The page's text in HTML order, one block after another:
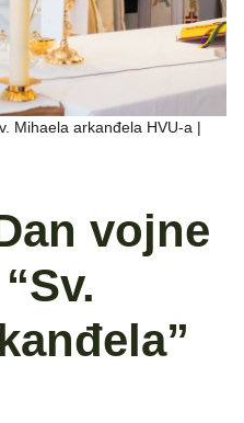
Mihaela arkanđela HVU-a |
vojne